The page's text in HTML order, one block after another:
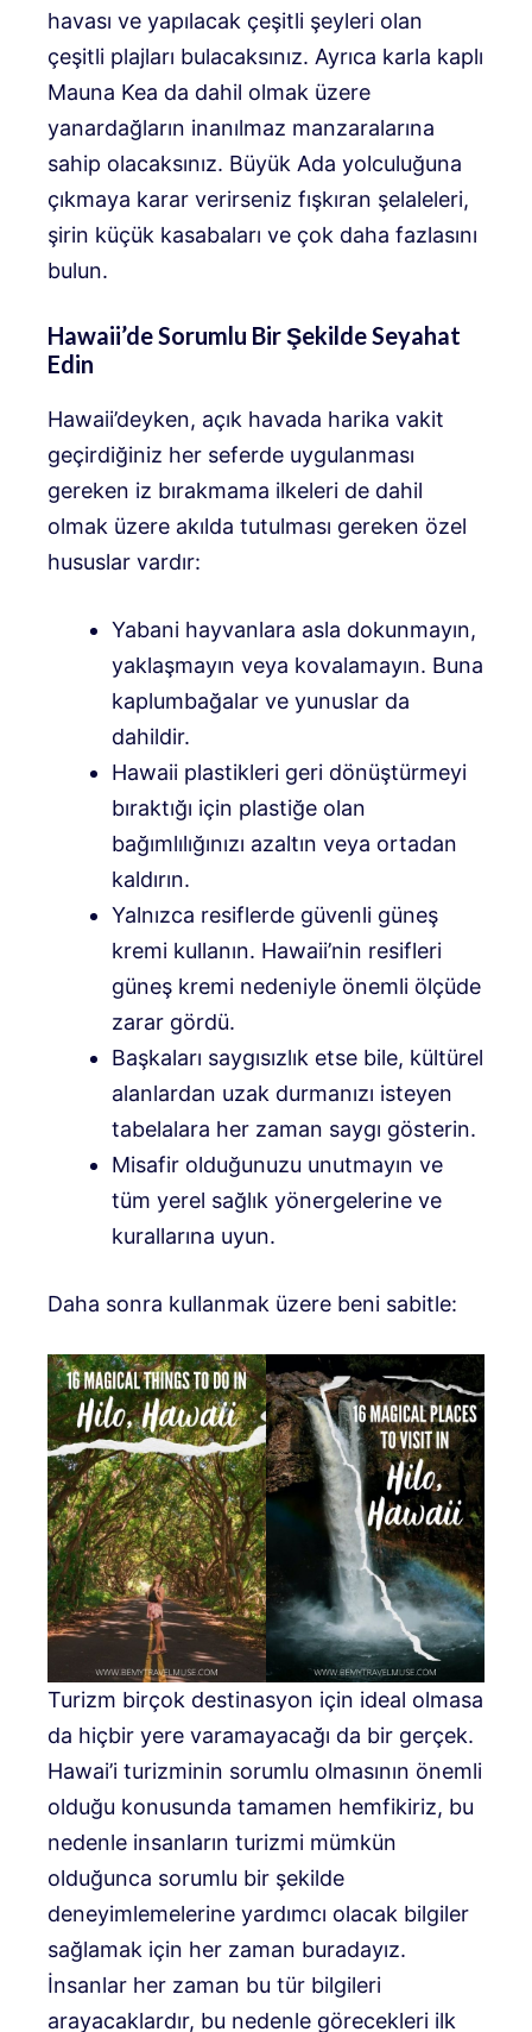
havası ve yapılacak çeşitli şeyleri olan
çeşitli plajları bulacaksınız. Ayrıca karla kaplı
Mauna Kea da dahil olmak üzere
yanardağların inanılmaz manzaralarına
sahip olacaksınız. Büyük Ada yolculuğuna
çıkmaya karar verirseniz fışkıran şelaleleri,
şirin küçük kasabaları ve çok daha fazlasını
bulun.
Hawaii’de Sorumlu Bir Şekilde Seyahat
Edin
Hawaii’deyken, açık havada harika vakit
geçirdiğiniz her seferde uygulanması
gereken iz bırakmama ilkeleri de dahil
olmak üzere akılda tutulması gereken özel
hususlar vardır:
Yabani hayvanlara asla dokunmayın,
yaklaşmayın veya kovalamayın. Buna
kaplumbağalar ve yunuslar da
dahildir.
Hawaii plastikleri geri dönüştürmeyi
bıraktığı için plastiğe olan
bağımlılığınızı azaltın veya ortadan
kaldırın.
Yalnızca resiflerde güvenli güneş
kremi kullanın. Hawaii’nin resifleri
güneş kremi nedeniyle önemli ölçüde
zarar gördü.
Başkaları saygısızlık etse bile, kültürel
alanlardan uzak durmanızı isteyen
tabelalara her zaman saygı gösterin.
Misafir olduğunuzu unutmayın ve
tüm yerel sağlık yönergelerine ve
kurallarına uyun.
Daha sonra kullanmak üzere beni sabitle:
Turizm birçok destinasyon için ideal olmasa
da hiçbir yere varamayacağı da bir gerçek.
Hawai’i turizminin sorumlu olmasının önemli
olduğu konusunda tamamen hemfikiriz, bu
nedenle insanların turizmi mümkün
olduğunca sorumlu bir şekilde
deneyimlemelerine yardımcı olacak bilgiler
sağlamak için her zaman buradayız.
İnsanlar her zaman bu tür bilgileri
arayacaklardır, bu nedenle görecekleri ilk